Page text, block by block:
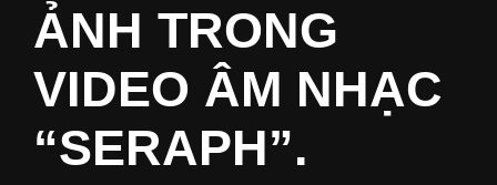
ẢNH TRONG
VIDEO ÂM NHẠC
“SERAPH”.